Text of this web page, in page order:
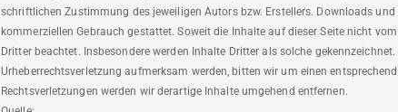
schriftlichen Zustimmung des jeweiligen Autors bzw. Erstellers. Downloads
kommerziellen Gebrauch gestattet. Soweit die Inhalte auf dieser Seite nicht
Dritter beachtet. Insbesondere werden Inhalte Dritter als solche
Urheberrechtsverletzung aufmerksam werden, bitten wir um einen
Rechtsverletzungen werden wir derartige Inhalte umgehend entfernen.